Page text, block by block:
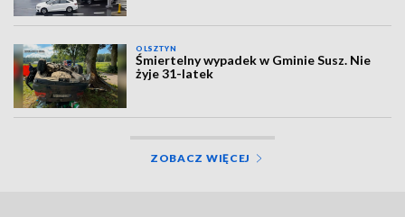
OLSZTYN
Śmiertelny wypadek w Gminie Susz. Nie
żyje 31-latek
ZOBACZ WIĘCEJ